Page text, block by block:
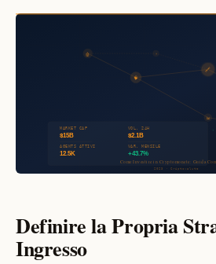
Definire la Propria
Ingresso